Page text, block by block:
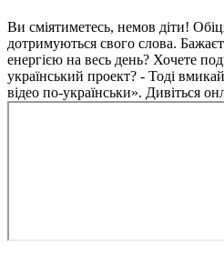
Ви сміятиметесь, немов діти!
дотримуються свого слова.
енергією на весь день? Хочете
український проект? - Тоді
відео по-українськи». Дивіться